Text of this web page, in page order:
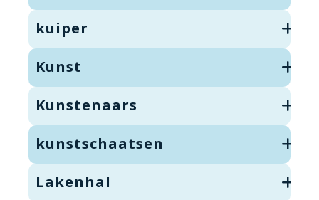
kuiper
Kunst
Kunstenaars
kunstschaatsen
Lakenhal